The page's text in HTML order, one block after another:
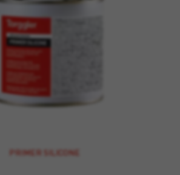
PRIMER SILICONE